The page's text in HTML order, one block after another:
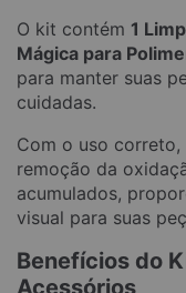
O kit contém 1
Mágica para
para manter suas
cuidadas.
Com o uso
remoção da
acumulados,
visual para suas
Benefícios do